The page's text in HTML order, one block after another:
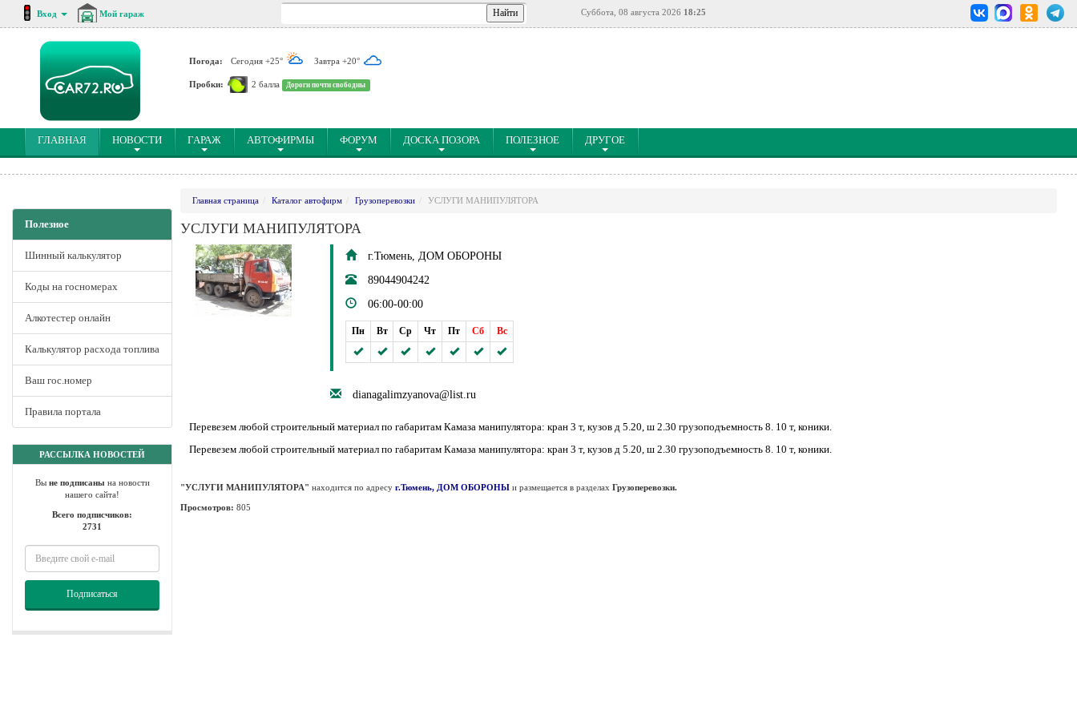
Вход Мой гараж Суббота, 08 августа 2026 18:25
Погода: Сегодня +25° Завтра +20°
Пробки: 2 балла Дороги почти свободны
ГЛАВНАЯ(CURRENT)
НОВОСТИ ГАРАЖ АВТОФИРМЫ ФОРУМ ДОСКА ПОЗОРА ПОЛЕЗНОЕ ДРУГОЕ
Полезное
Шинный калькулятор
Коды на госномерах
Алкотестер онлайн
Калькулятор расхода топлива
Ваш гос.номер
Правила портала
РАССЫЛКА НОВОСТЕЙ
Вы не подписанына новости
нашего сайта!
Всего подписчиков:
2731
Подписаться
Главная страница Каталог автофирм Грузоперевозки УСЛУГИ МАНИПУЛЯТОРА
УСЛУГИ МАНИПУЛЯТОРА
г.Тюмень, ДОМ ОБОРОНЫ
89044904242
06:00-00:00
Пн Вт Ср Чт Пт Сб Вс
dianagalimzyanova@list.ru
Перевезем любой строительный материал по габаритам Камаза манипулятора: кран 3 т, кузов д 5.20, ш 2.30 грузоподъемность 8. 10 т, коники.
Перевезем любой строительный материал по габаритам Камаза манипулятора: кран 3 т, кузов д 5.20, ш 2.30 грузоподъемность 8. 10 т, коники.
"УСЛУГИ МАНИПУЛЯТОРА" находится по адресу г.Тюмень, ДОМ ОБОРОНЫ и размещается в разделах Грузоперевозки.
Просмотров: 805